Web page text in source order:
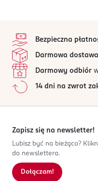
Bezpieczna
Darmowa dostawa
Darmowy odbiór
14 dni na zwrot
Zapisz się na newsletter!
Lubisz być na bieżąco?
do newslettera.
Dołączam!